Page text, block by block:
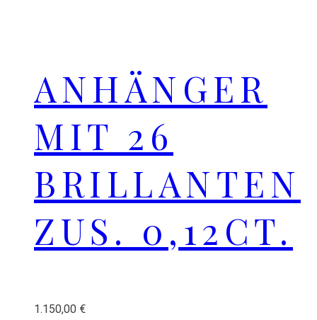
ANHÄNGER
MIT 26
BRILLANTEN
ZUS. 0,12CT.
1.150,00 €